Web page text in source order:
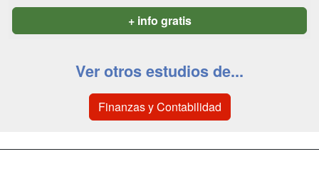
+ info gratis
Ver otros estudios de...
Finanzas y Contabilidad